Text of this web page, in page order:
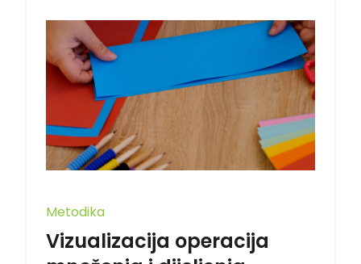
Metodika
Vizualizacija operacija